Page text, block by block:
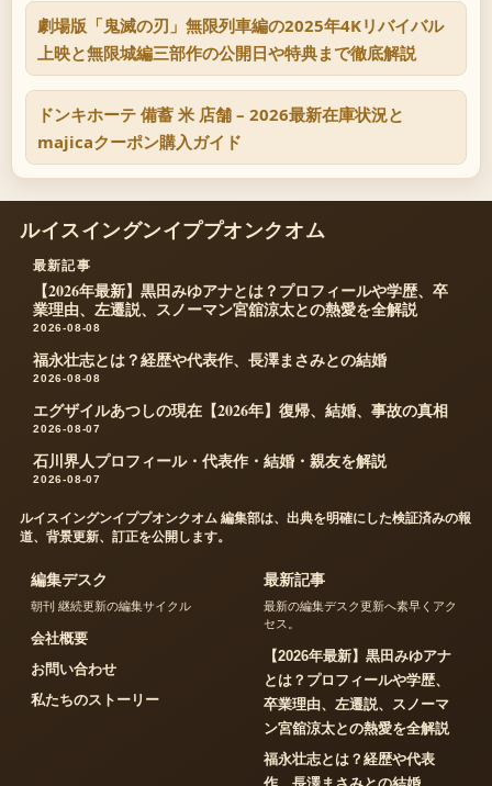
劇場版「鬼滅の刃」無限列車編の2025年4Kリバイバル
上映と無限城編三部作の公開日や特典まで徹底解説
ドンキホーテ 備蓄 米 店舗 – 2026最新在庫状況と
majicaクーポン購入ガイド
ルイスイングンイププオンクオム
最新記事
【2026年最新】黒田みゆアナとは？プロフィールや学歴、卒
業理由、左遷説、スノーマン宮舘涼太との熱愛を全解説
2026-08-08
福永壮志とは？経歴や代表作、長澤まさみとの結婚
2026-08-08
エグザイルあつしの現在【2026年】復帰、結婚、事故の真相
2026-08-07
石川界人プロフィール・代表作・結婚・親友を解説
2026-08-07
ルイスイングンイププオンクオム 編集部は、出典を明確にした検証済みの報
道、背景更新、訂正を公開します。
編集デスク
朝刊 継続更新の編集サイクル
会社概要
お問い合わせ
私たちのストーリー
最新記事
最新の編集デスク更新へ素早くアク
セス。
【2026年最新】黒田みゆアナ
とは？プロフィールや学歴、
卒業理由、左遷説、スノーマ
ン宮舘涼太との熱愛を全解説
福永壮志とは？経歴や代表